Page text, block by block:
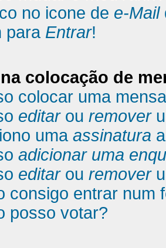
no icone de e-Mail
para Entrar!
colocação de
colocar uma
editarou remover
uma assinatura
adicionar uma
editarou remover
consigo entrar num
posso votar?